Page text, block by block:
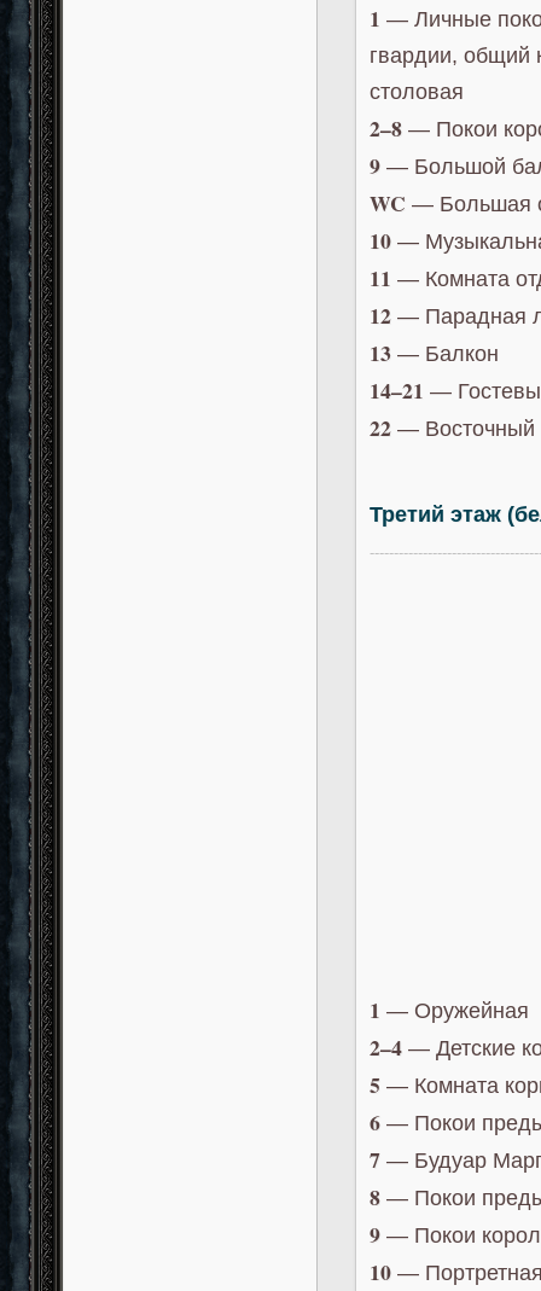
1 — Личные
гвардии, общий
столовая
2–8— Покои
9— Большой
WC — Большая
10—
11 — Комната
12— Парадная
13— Балкон
14–21 —
22— Восточный
Третий этаж
1 — Оружейная
2–4— Детские
5 — Комната
6— Покои
7— Будуар
8— Покои
9— Покои
10—